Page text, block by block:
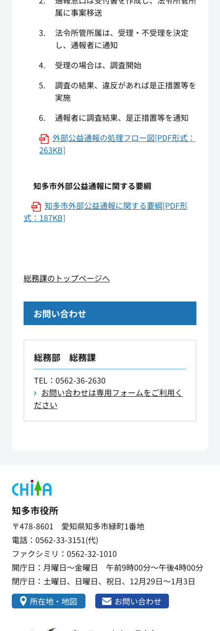
属に事案移送
法令所管所属は、受理・不受理を決定
し、通報者に通知
受理の場合は、調査開始
調査の結果、違反があれば是正措置等を
実施
通報者に調査結果、是正措置等を通知
外部公益通報の処理フロー図[PDF形式：
263KB]
知多市外部公益通報に関する要綱
知多市外部公益通報に関する要綱[PDF形
式：187KB]
総務課のトップページへ
お問い合わせ
総務部 総務課
TEL：0562-36-2630
お問い合わせは専用フォームをご利用く
ださい
知多市役所
〒478-8601 愛知県知多市緑町1番地
電話：0562-33-3151(代)
ファクシミリ：0562-32-1010
開庁日：月曜日～金曜日 午前9時00分～午後4時00分
閉庁日：土曜日、日曜日、祝日、12月29日～1月3日
所在地・地図
お問い合わせ